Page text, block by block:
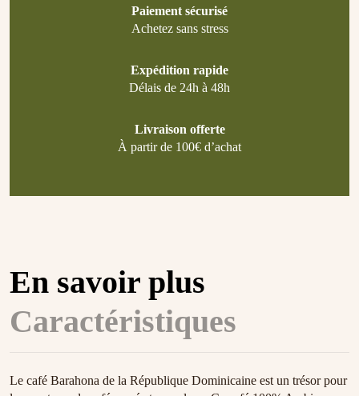
Paiement sécurisé
Achetez sans stress
Expédition rapide
Délais de 24h à 48h
Livraison offerte
À partir de 100€ d’achat
En savoir plus
Caractéristiques
Le café Barahona de la République Dominicaine est un trésor pour